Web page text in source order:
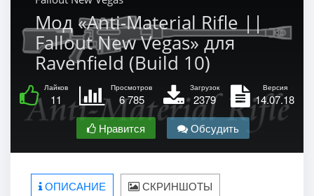
Мод «Anti-Material Rifle ||
Fallout New Vegas» для
Ravenfield (Build 10)
Лайков
11
Просмотров
6 785
Загрузок
2379
Версия
14.07.18
Нравится
Обсудить
ОПИСАНИЕ СКРИНШОТЫ